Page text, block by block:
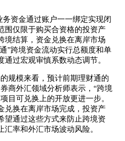
务资金通过账户一一绑定实现闭
围仅限于购买合资格的投资产
境结算，资金兑换在离岸市场
”跨境资金流动实行总额度和单
过宏观审慎系数动态调节。
规模来看，预计前期理财通的
商外汇领域分析师表示，“跨境
目可兑换上的开放更进一步。
兑换在离岸市场完成，投资产
望通过这些方式来防止跨境资
率和外汇市场波动风险。